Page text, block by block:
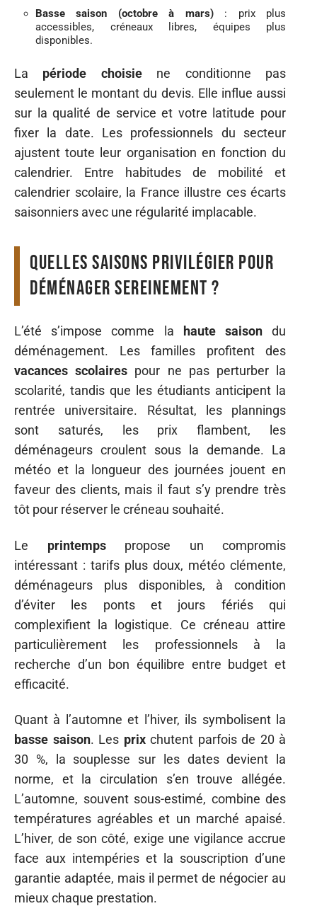
Basse saison (octobre à mars): prix plus
accessibles, créneaux libres, équipes plus
disponibles.
La période choisiene conditionne pas
seulement le montant du devis. Elle influe aussi
sur la qualité de service et votre latitude pour
fixer la date. Les professionnels du secteur
ajustent toute leur organisation en fonction du
calendrier. Entre habitudes de mobilité et
calendrier scolaire, la France illustre ces écarts
saisonniers avec une régularité implacable.
Quelles saisons privilégier pour
déménager sereinement ?
L’été s’impose comme la haute saisondu
déménagement. Les familles profitent des
vacances scolaires pour ne pas perturber la
scolarité, tandis que les étudiants anticipent la
rentrée universitaire. Résultat, les plannings
sont saturés, les prix flambent, les
déménageurs croulent sous la demande. La
météo et la longueur des journées jouent en
faveur des clients, mais il faut s’y prendre très
tôt pour réserver le créneau souhaité.
Le printempspropose un compromis
intéressant : tarifs plus doux, météo clémente,
déménageurs plus disponibles, à condition
d’éviter les ponts et jours fériés qui
complexifient la logistique. Ce créneau attire
particulièrement les professionnels à la
recherche d’un bon équilibre entre budget et
efficacité.
Quant à l’automne et l’hiver, ils symbolisent la
basse saison. Les prixchutent parfois de 20 à
30 %, la souplesse sur les dates devient la
norme, et la circulation s’en trouve allégée.
L’automne, souvent sous-estimé, combine des
températures agréables et un marché apaisé.
L’hiver, de son côté, exige une vigilance accrue
face aux intempéries et la souscription d’une
garantie adaptée, mais il permet de négocier au
mieux chaque prestation.